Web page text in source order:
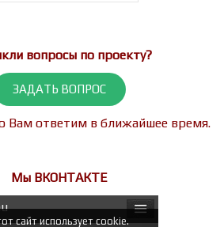
вопросы по проекту?
ЗАДАТЬ ВОПРОС
Вам ответим в ближайшее время.
Мы ВКОНТАКТЕ